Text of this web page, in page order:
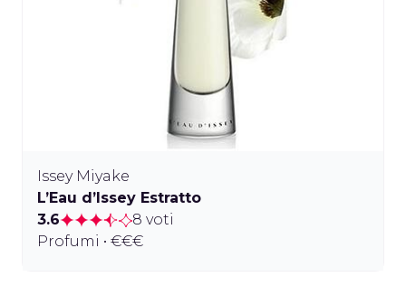
Issey Miyake
L’Eau d’Issey Estratto
3.6
8 voti
Profumi • €€€